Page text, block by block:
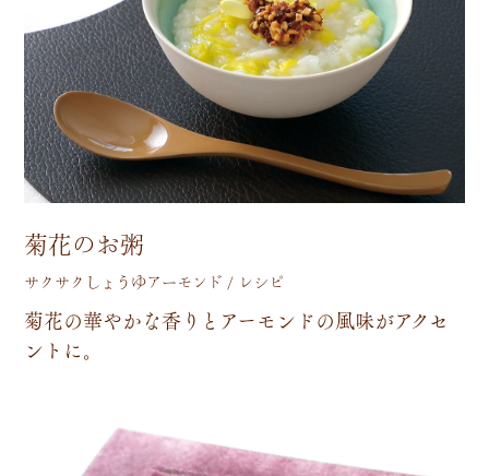
菊花のお粥
サクサクしょうゆアーモンド / レシピ
菊花の華やかな香 り と アーモ ン ドの風味がアクセ
ン ト に。